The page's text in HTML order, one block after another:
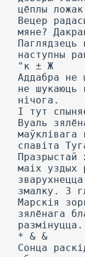
цёплы
Вецер
мяне?
наступны
"к ± Ж
Аддабра не
не шукаюць
нічога.
I тут
Вуаль
маўклівага
спавіта
Празрыстай
маіх уздых
змалку. 3
Марскія
зялёнага
размінуцца.
* & &
Сонца